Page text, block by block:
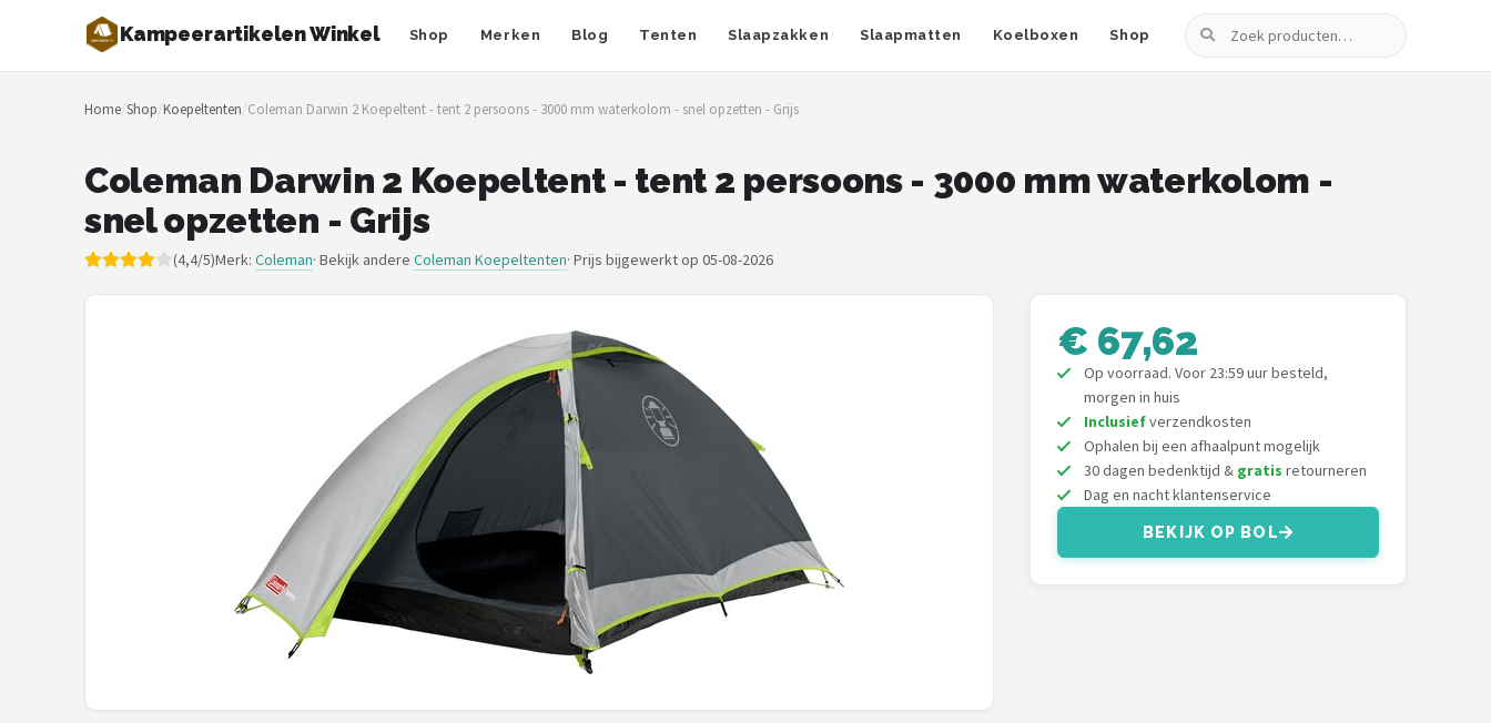
Kampeerartikelen Winkel Shop Merken Blog Tenten Slaapzakken Slaapmatten Koelboxen Shop
Zoeken
Zoeken
NAVIGATIE
Merken
Home/Shop/Koepeltenten/Coleman Darwin 2 Koepeltent - tent 2 persoons - 3000 mm waterkolom - snel opzetten - Grijs
Coleman Darwin 2 Koepeltent - tent 2 persoons - 3000 mm waterkolom -
snel opzetten - Grijs
(4,4/5)Merk: Coleman· Bekijk andere Coleman Koepeltenten· Prijs bijgewerkt op 05-08-2026
€ 67,62
Op voorraad. Voor 23:59 uur besteld,
morgen in huis
Inclusiefverzendkosten
Ophalen bij een afhaalpunt mogelijk
30 dagen bedenktijd & gratis retourneren
Dag en nacht klantenservice
BEKIJK OP BOL